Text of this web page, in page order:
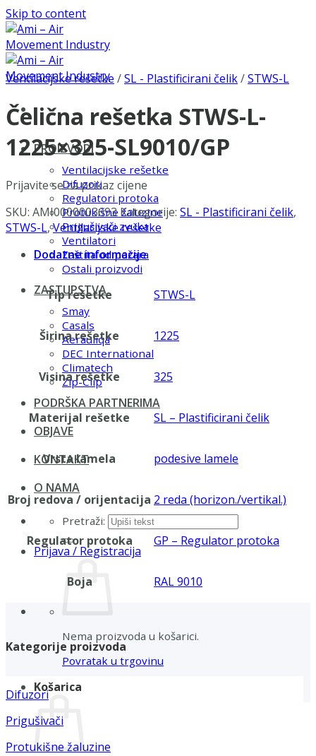
Skip to content
PROIZVODI
Ventilacijske rešetke
Difuzori
Regulatori protoka
Protukišne žaluzine
Prigušivači zvuka
Ventilatori
Zaštita od požara
Ostali proizvodi
ZASTUPSTVA
Smay
Casals
Aerauliqa
DEC International
Climatech
Zip-Clip
PODRŠKA PARTNERIMA
OBJAVE
KONTAKT
O NAMA
Pretraži:
Prijava / Registracija
Nema proizvoda u košarici.
Povratak u trgovinu
Košarica
Ventilacijske rešetke /SL - Plastificirani čelik/STWS-L
Čelična rešetka STWS-L-
1225×325-SL9010/GP
Prijavite se za prikaz cijene
SKU: AMI0000003693 Kategorije: SL - Plastificirani čelik,
STWS-L,Ventilacijske rešetke
Dodatne informacije
Tip rešetke STWS-L
Širina rešetke 1225
Visina rešetke 325
Materijal rešetke SL – Plastificirani čelik
Vrsta lamela podesive lamele
Broj redova / orijentacija 2 reda (horizon./vertikal.)
Regulator protoka GP – Regulator protoka
Boja RAL 9010
Kategorije proizvoda
Difuzori
Prigušivači
Protukišne žaluzine